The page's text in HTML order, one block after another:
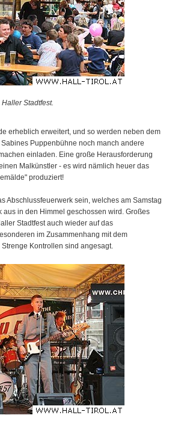
Stadtfest.
erheblich erweitert, und so werden neben dem
Puppenbühne noch manch andere
einladen. Eine große Herausforderung
Malkünstler - es wird nämlich heuer das
produziert!
Abschlussfeuerwerk sein, welches am Samstag
aus in den Himmel geschossen wird. Großes
Stadtfest auch wieder auf das
im Zusammenhang mit dem
Kontrollen sind angesagt.